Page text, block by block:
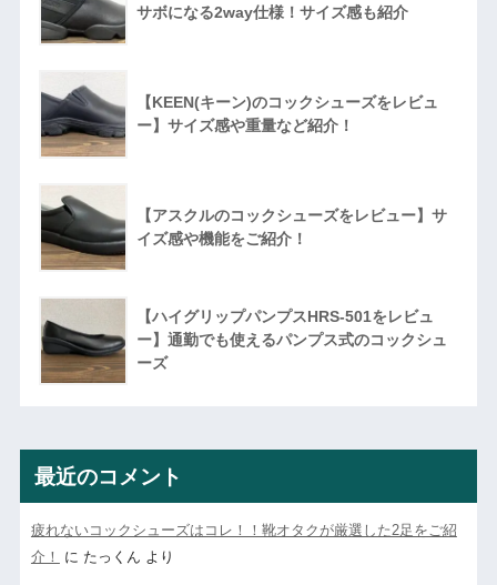
サボになる2way仕様！サイズ感も紹介
【KEEN(キーン)のコックシューズをレビュ
ー】サイズ感や重量など紹介！
【アスクルのコックシューズをレビュー】サ
イズ感や機能をご紹介！
【ハイグリップパンプスHRS-501をレビュ
ー】通勤でも使えるパンプス式のコックシュ
ーズ
最近のコメント
疲れないコックシューズはコレ！！靴オタクが厳選した2足をご紹
介！
に たっくん より